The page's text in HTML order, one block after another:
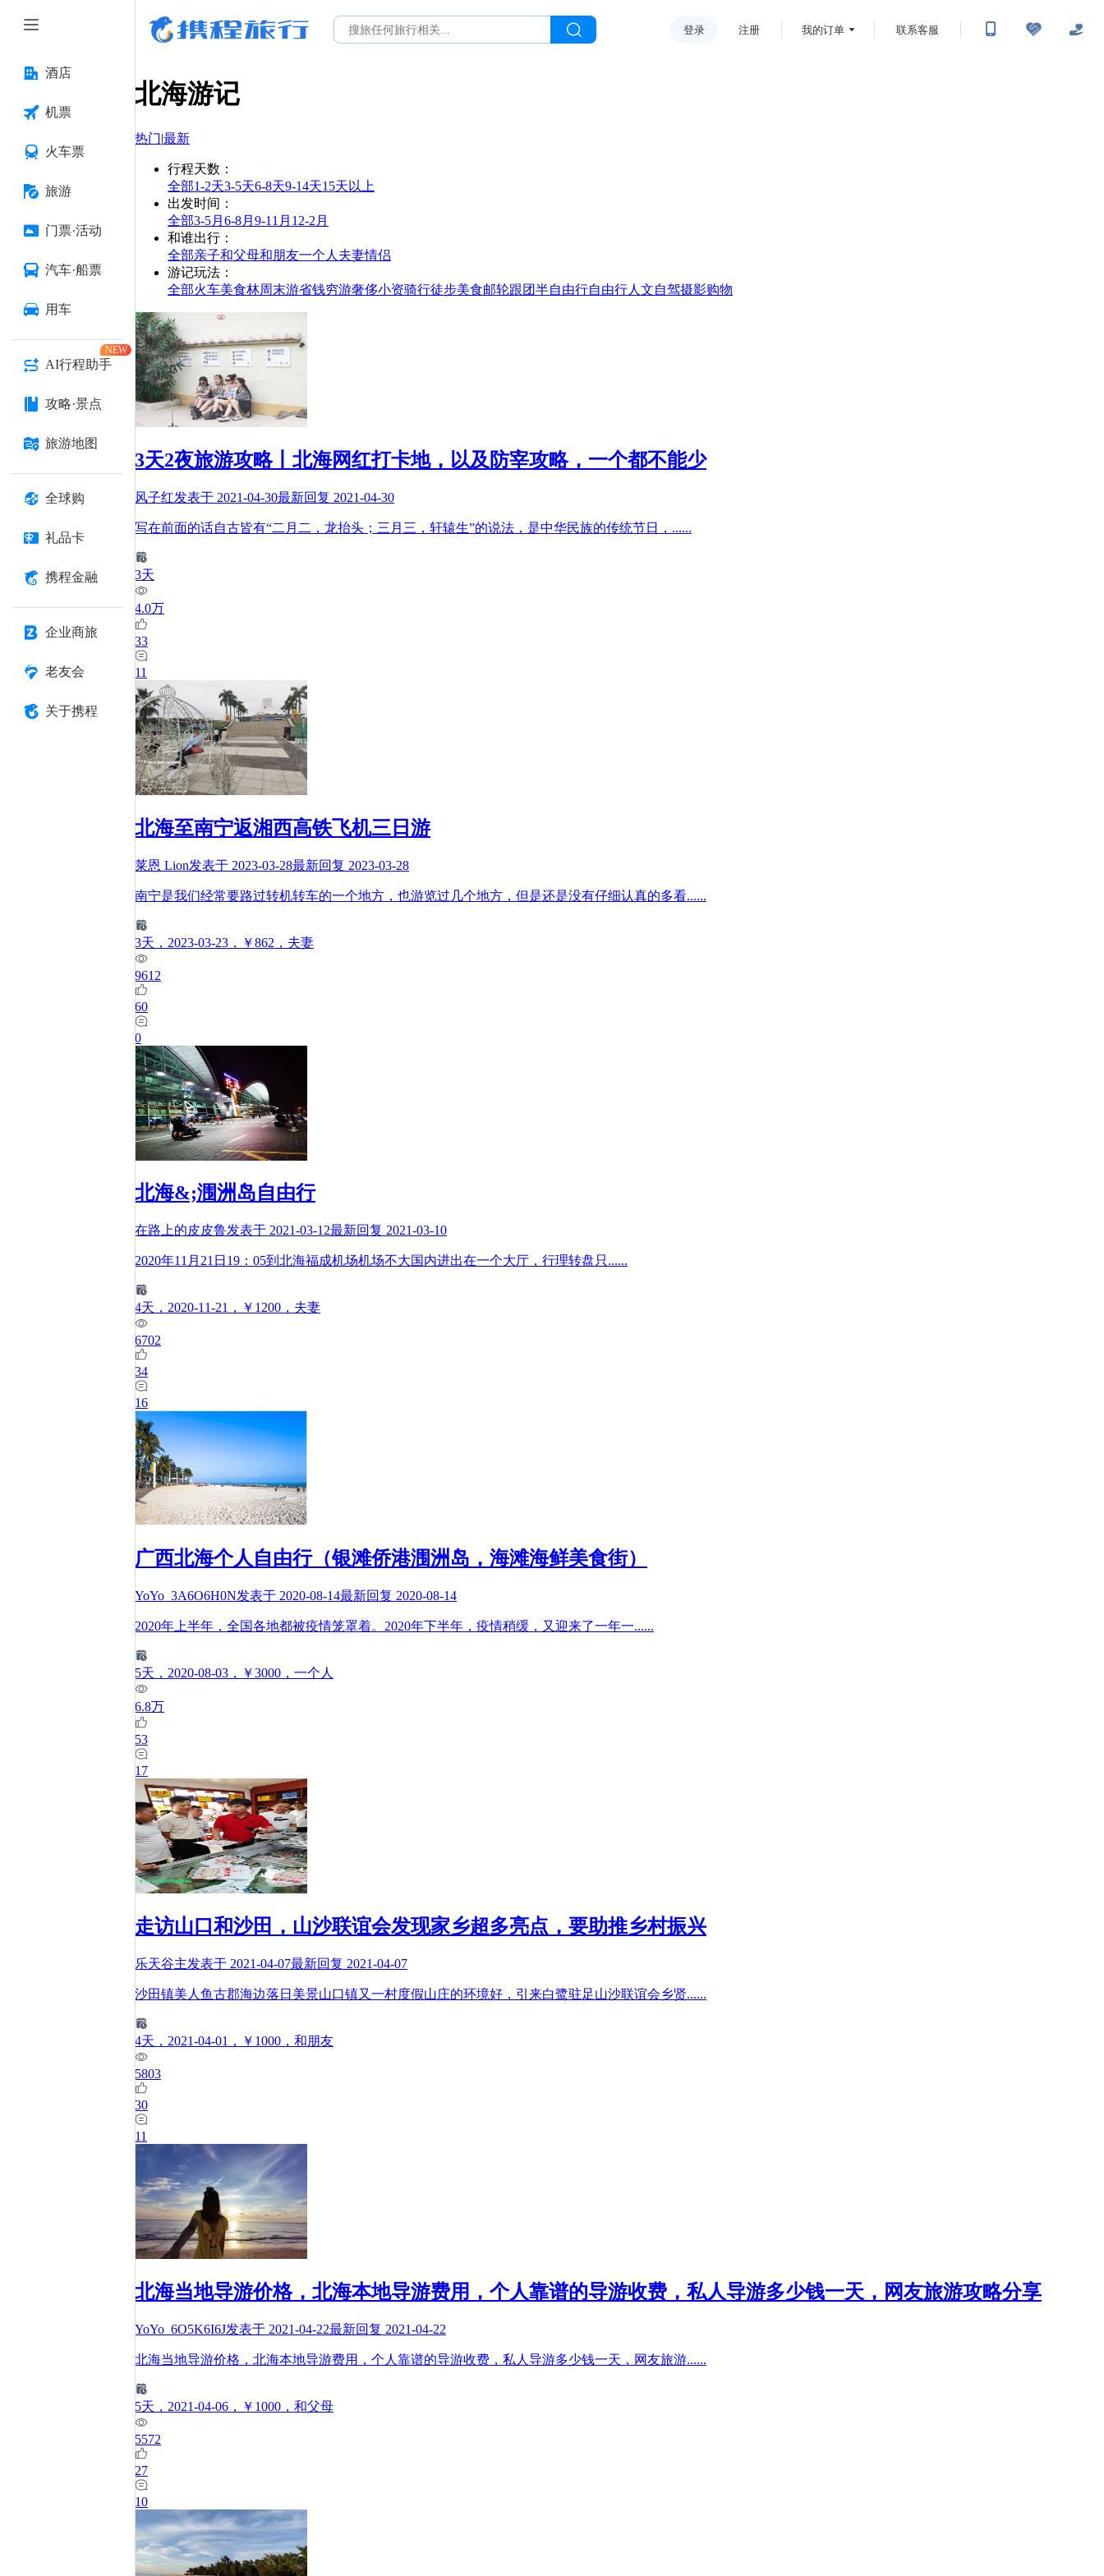
酒店
机票
火车票
旅游
门票·活动
汽车·船票
用车
AI行程助手
NEW
攻略·景点
旅游地图
全球购
礼品卡
携程金融
企业商旅
老友会
关于携程
登录 注册 我的订单 联系客服
北海游记
热门|最新
行程天数 ：
全部1-2天3-5天6-8天9-14天15天以上
出发时间 ：
全部3-5月 6-8月 9-11月 12-2月
和谁出行 ：
全部亲子和父母和朋友一个人 夫妻情侣
游记玩法 ：
全部火车美食林周末游省钱穷游奢侈小资骑行徒步美食邮轮跟团半自由行自由行人文自驾摄影购物
3天2夜旅游攻略丨北海网红打卡地，以及防宰攻略，一个都不能少
风子红发表于 2021-04-30最新回复 2021-04-30
写在前面的话自古皆有“二月二，龙抬头；三月三，轩辕生”的说法，是中华民族的传统节日， ......
3天
4.0万
33
11
北海至南宁返湘西高铁飞机三日游
莱恩 Lion发表于 2023-03-28最新回复 2023-03-28
南宁是我们经常要路过转机转车的一个地方，也游览过几个地方，但是还是没有仔细认真的多看......
3天 ，2023-03-23 ，￥862 ，夫妻
9612
60
0
北海&;涠洲岛自由行
在路上的皮皮鲁发表于 2021-03-12最新回复 2021-03-10
2020年11月21日19：05到北海福成机场机场不大国内进出在一个大厅，行理转盘只 ......
4天 ，2020-11-21 ，￥1200 ，夫妻
6702
34
16
广西北海个人自由行（银滩侨港涠洲岛，海滩海鲜美食街）
YoYo_3A6O6H0N发表于 2020-08-14最新回复 2020-08-14
2020年上半年，全国各地都被疫情笼罩着。2020年下半年，疫情稍缓，又迎来了一年一......
5天 ，2020-08-03 ，￥3000 ，一个人
6.8万
53
17
走访山口和沙田，山沙联谊会发现家乡超多亮点，要助推乡村振兴
乐天谷主发表于 2021-04-07最新回复 2021-04-07
沙田镇美人鱼古郡海边落日美景山口镇又一村度假山庄的环境好，引来白鹭驻足山沙联谊会乡贤......
4天 ，2021-04-01 ，￥1000 ，和朋友
5803
30
11
北海当地导游价格，北海本地导游费用，个人靠谱的导游收费，私人导游多少钱一天，网友旅游攻略分享
YoYo_6O5K6I6J发表于 2021-04-22最新回复 2021-04-22
北海当地导游价格，北海本地导游费用，个人靠谱的导游收费，私人导游多少钱一天，网友旅游......
5天 ，2021-04-06 ，￥1000 ，和父母
5572
27
10